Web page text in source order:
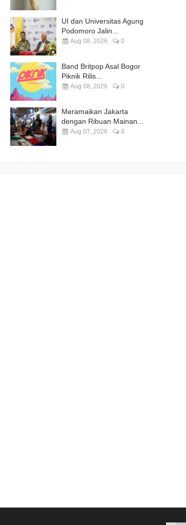
UI dan Universitas Agung
Podomoro Jalin...
Aug 08, 2026 0
Band Britpop Asal Bogor
Piknik Rilis...
Aug 08, 2026 0
Meramaikan Jakarta
dengan Ribuan Mainan...
Aug 07, 2026 0